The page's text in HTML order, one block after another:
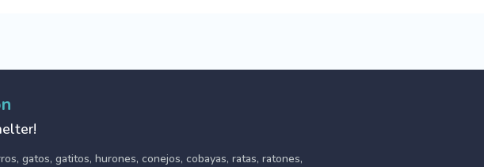
gatos, gatitos, hurones, conejos, cobayas, ratas, ratones,